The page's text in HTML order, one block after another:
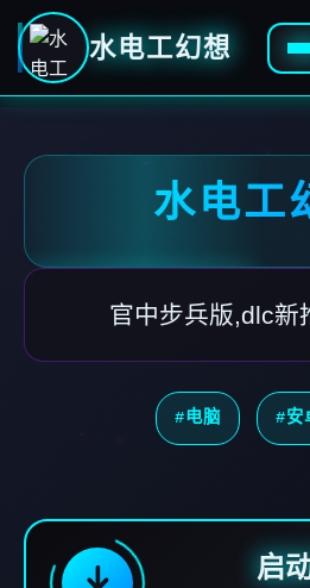
水电工幻想
水电工
官中步兵版,dlc新
#电脑 #安
启